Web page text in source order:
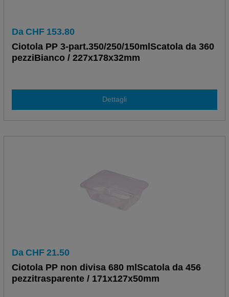
Da CHF 153.80
Ciotola PP 3-part.350/250/150mlScatola da 360
pezziBianco / 227x178x32mm
Dettagli
Da CHF 21.50
Ciotola PP non divisa 680 mlScatola da 456
pezzitrasparente / 171x127x50mm